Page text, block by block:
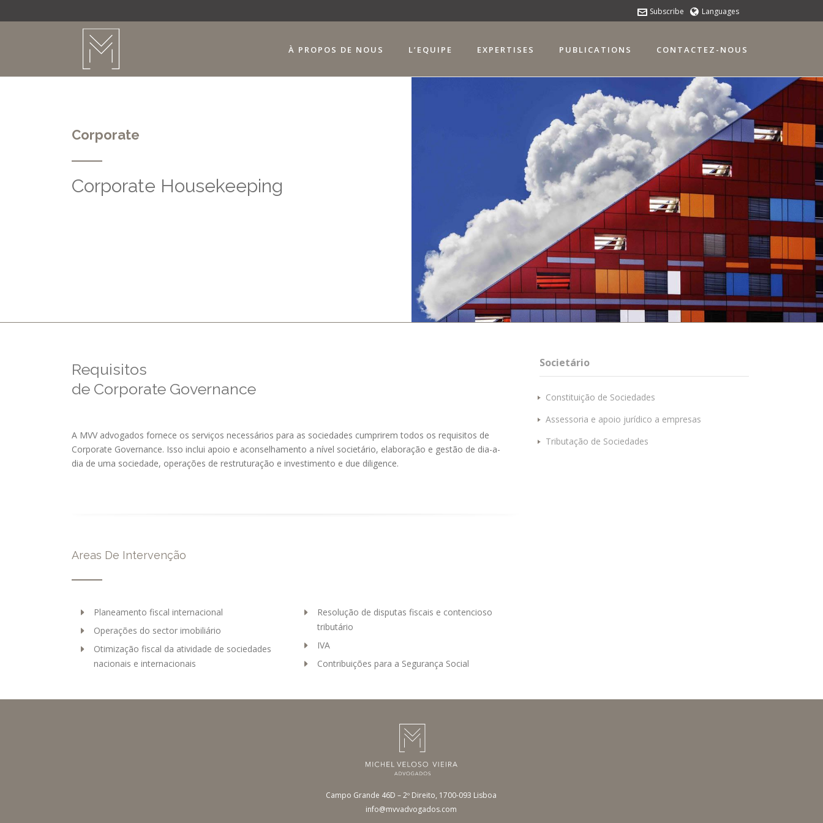
Languages
Subscribe
À PROPOS DE NOUS L’EQUIPE EXPERTISES PUBLICATIONS CONTACTEZ-NOUS
Corporate
Corporate Housekeeping
Requisitos
de Corporate Governance
A MVV advogados fornece os serviços necessários para as sociedades cumprirem todos os requisitos de
Corporate Governance. Isso inclui apoio e aconselhamento a nível societário, elaboração e gestão de dia-a-
dia de uma sociedade, operações de restruturação e investimento e due diligence.
Areas De Intervenção
Planeamento fiscal internacional
Operações do sector imobiliário
Otimização fiscal da atividade de sociedades
nacionais e internacionais
Resolução de disputas fiscais e contencioso
tributário
IVA
Contribuições para a Segurança Social
Societário
Constituição de Sociedades
Assessoria e apoio jurídico a empresas
Tributação de Sociedades
Campo Grande 46D – 2º Direito, 1700-093 Lisboa
info@mvvadvogados.com